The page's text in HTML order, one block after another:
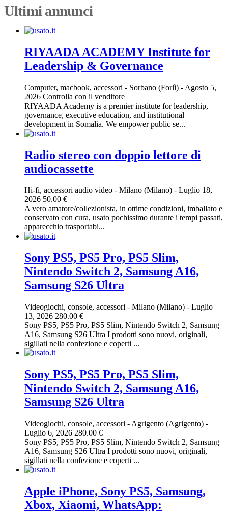
Ultimi annunci
RIYAADA ACADEMY Institute for
Leadership & Governance
Computer, macbook, accessori - Sorbano (Forlì) - Agosto 5,
2026 Controlla con il venditore
RIYAADA Academy is a premier institute for leadership,
governance, executive education, and institutional
development in Somalia. We empower public se...
Radio stereo con doppio lettore di
audiocassette
Hi-fi, accessori audio video - Milano (Milano) - Luglio 18,
2026 50.00 €
A vero amatore/collezionista, in ottime condizioni, imballato e
conservato con cura, usato pochissimo durante i tempi passati,
apparecchio trasportabi...
Sony PS5, PS5 Pro, PS5 Slim,
Nintendo Switch 2, Samsung A16,
Samsung S26 Ultra
Videogiochi, console, accessori - Milano (Milano) - Luglio
13, 2026 280.00 €
Sony PS5, PS5 Pro, PS5 Slim, Nintendo Switch 2, Samsung
A16, Samsung S26 Ultra I prodotti sono nuovi, originali,
sigillati nella confezione e coperti ...
Sony PS5, PS5 Pro, PS5 Slim,
Nintendo Switch 2, Samsung A16,
Samsung S26 Ultra
Videogiochi, console, accessori - Agrigento (Agrigento) -
Luglio 6, 2026 280.00 €
Sony PS5, PS5 Pro, PS5 Slim, Nintendo Switch 2, Samsung
A16, Samsung S26 Ultra I prodotti sono nuovi, originali,
sigillati nella confezione e coperti ...
Apple iPhone, Sony PS5, Samsung,
Xbox, Xiaomi, WhatsApp: